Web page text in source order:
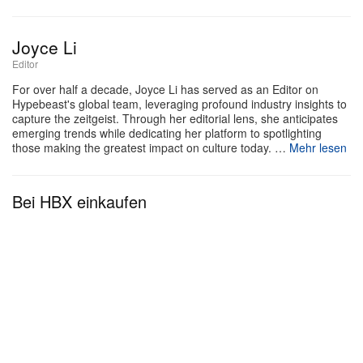
und Kids-Sizes sowie cozy Sweatshirts für Kinder –
perfekt für die kommenden kühleren Monate.
Angesichts der enormen weltweiten Popularität von
Nintendo und derMario KartFranchise dürften die
Collab-Pieces im Store schnell vergriffen sein –
Fans sollten also frühzeitig die Verfügbarkeit
sie ausverkauft sind.
Joyce Li
Editor
For over half a decade, Joyce Li has served as an Editor on
Hypebeast's global team, leveraging profound industry insights to
capture the zeitgeist. Through her editorial lens, she anticipates
emerging trends while dedicating her platform to spotlighting
those making the greatest impact on culture today. … Mehr lesen
Bei HBX einkaufen